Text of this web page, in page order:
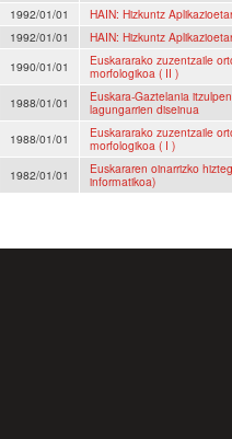
1992/01/01
HAIN: Hizkuntz
1992/01/01
HAIN: Hizkuntz
1990/01/01
Euskararako zuzentzaile
morfologikoa ( II )
1988/01/01
Euskara-Gaztelania
lagungarrien diseinua
1988/01/01
Euskararako zuzentzaile
morfologikoa ( I )
1982/01/01
Euskararen oinarrizko
informatikoa)